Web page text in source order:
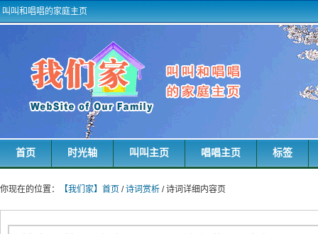
叫叫和唱唱的家庭主页
首页 时光轴 叫叫主页 唱唱主页 标签
你现在的位置： 【我们家】首页 /诗词赏析 / 诗词详细内容页